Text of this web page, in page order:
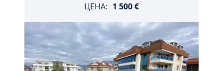
ЦЕНА: 1 500 €